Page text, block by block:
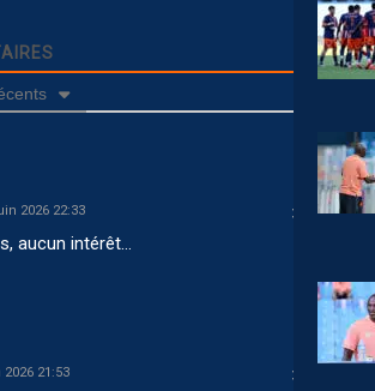
2026 22:33
aucun intérêt…
2026 21:53